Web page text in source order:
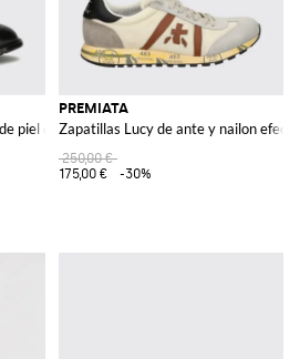
piel de becerro lisa con suela de goma
PREMIATA
Zapatillas Lucy de ante y nailon
250,00 €
175,00 €
-30%